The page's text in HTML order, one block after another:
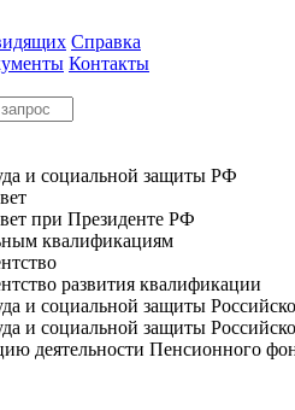
Справка
Контакты
и социальной защиты РФ
при Президенте РФ
квалификациям
развития квалификации
и социальной защиты
и социальной защиты
деятельности Пенсионного